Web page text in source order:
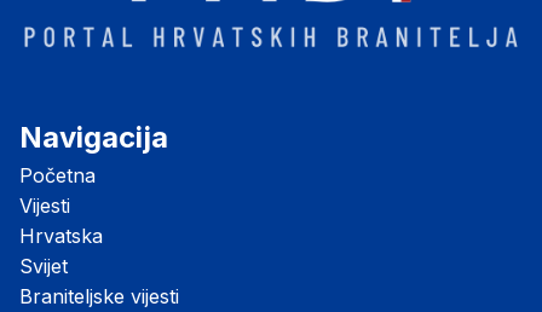
Navigacija
Početna
Vijesti
Hrvatska
Svijet
Braniteljske vijesti